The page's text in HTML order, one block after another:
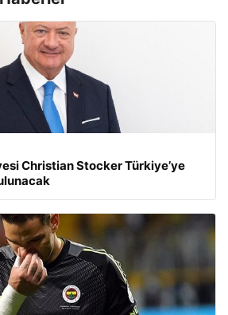
Christian Stocker Türkiye’ye